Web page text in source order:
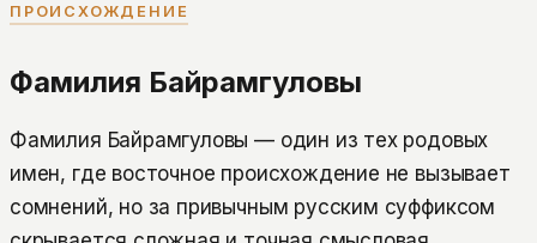
ПРОИСХОЖДЕНИЕ
Фамилия Байрамгуловы
Фамилия Байрамгуловы — один из тех родовых
имен, где восточное происхождение не вызывает
сомнений, но за привычным русским суффиксом